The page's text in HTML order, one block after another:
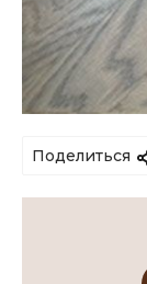
Поделиться